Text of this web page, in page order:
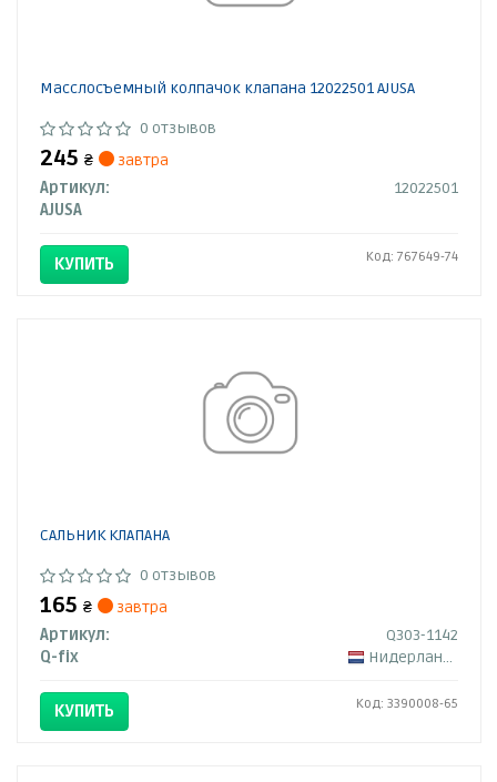
Масслосъемный колпачок клапана 12022501 AJUSA
0 отзывов
245 ₴
завтра
Артикул:
12022501
AJUSA
КУПИТЬ Код: 767649-74
САЛЬНИК КЛАПАНА
0 отзывов
165 ₴
завтра
Артикул:
Q303-1142
Q-fix
Нидерланды
КУПИТЬ Код: 3390008-65